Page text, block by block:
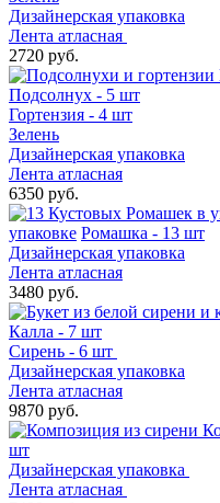
Дизайнерская упаковка
Лента атласная
2720 руб.
Подсолнух - 5 шт
Гортензия - 4 шт
Зелень
Дизайнерская упаковка
Лента атласная
6350 руб.
упаковке Ромашка - 13 шт
Дизайнерская упаковка
Лента атласная
3480 руб.
Калла - 7 шт
Сирень - 6 шт
Дизайнерская упаковка
Лента атласная
9870 руб.
шт
Дизайнерская упаковка
Лента атласная